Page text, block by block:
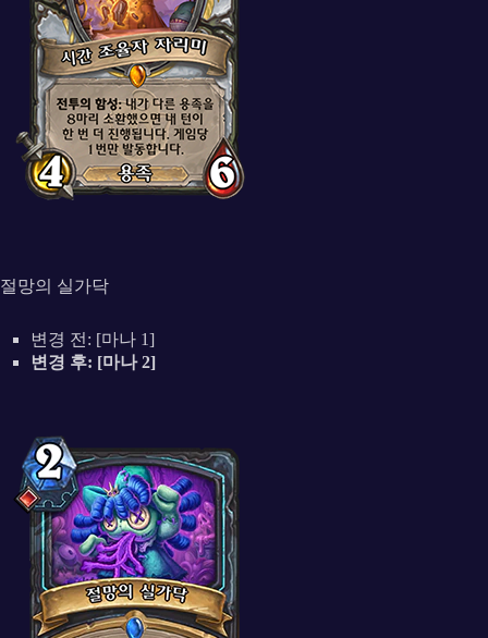
절망의 실가닥
변경 전: [마나 1]
변경 후: [마나 2]